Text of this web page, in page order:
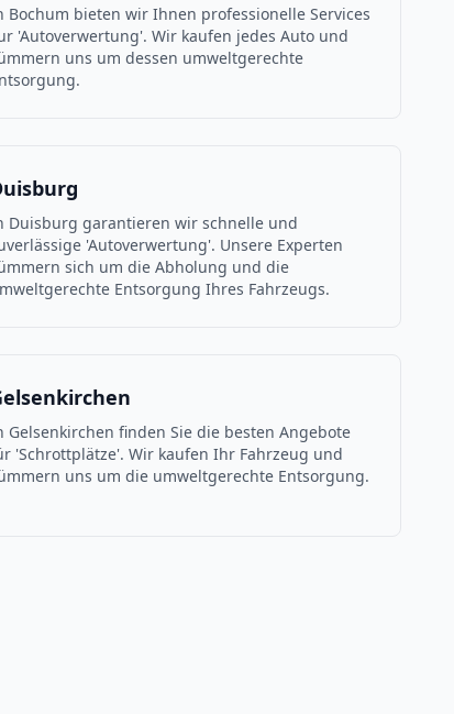
Bochum bieten wir Ihnen professionelle Services
'Autoverwertung'. Wir kaufen jedes Auto und
uns um dessen umweltgerechte
Duisburg garantieren wir schnelle und
'Autoverwertung'. Unsere Experten
sich um die Abholung und die
Entsorgung Ihres Fahrzeugs.
Gelsenkirchen finden Sie die besten Angebote
'Schrottplätze'. Wir kaufen Ihr Fahrzeug und
uns um die umweltgerechte Entsorgung.